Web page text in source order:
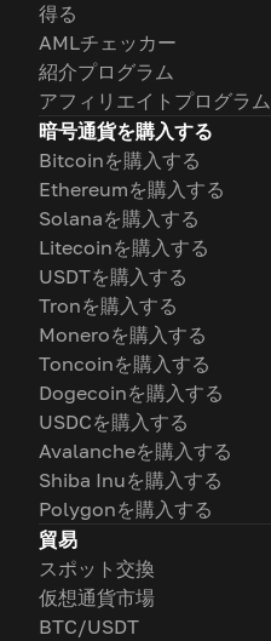
得る
AMLチェッカー
紹介プログラム
アフィリエイトプログラム
暗号通貨を購入する
Bitcoinを購入する
Ethereumを購入する
Solanaを購入する
Litecoinを購入する
USDTを購入する
Tronを購入する
Moneroを購入する
Toncoinを購入する
Dogecoinを購入する
USDCを購入する
Avalancheを購入する
Shiba Inuを購入する
Polygonを購入する
貿易
スポット交換
仮想通貨市場
BTC/USDT